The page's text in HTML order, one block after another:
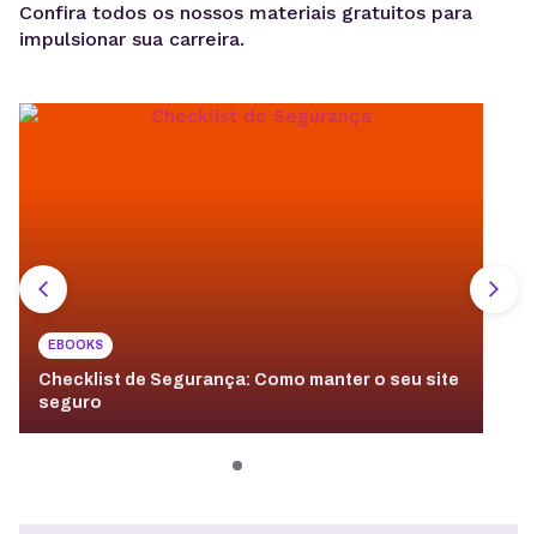
Confira todos os nossos materiais gratuitos para
impulsionar sua carreira.
EBOOKS
Checklist de Segurança: Como manter o seu site
seguro